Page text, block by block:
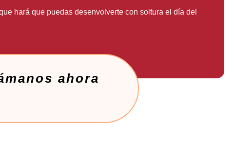
hará que puedas desenvolverte con soltura el día del
ahora